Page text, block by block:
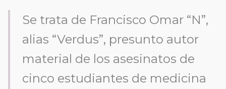
Se trata de Francisco Omar “N”,
alias “Verdus”, presunto autor
material de los asesinatos de
cinco estudiantes de medicina